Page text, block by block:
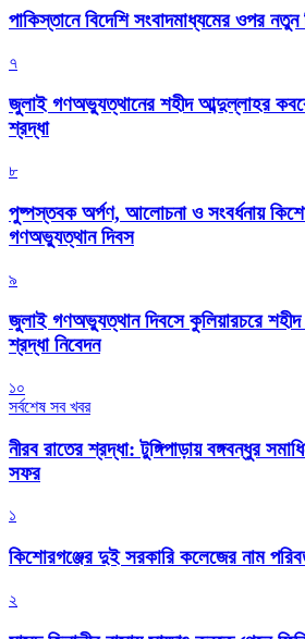
পাকিস্তানে বিদেশি সংবাদমাধ্যমের ওপর নতুন
৭
জুলাই গণঅভ্যুত্থানের শহীদ আব্দুল্লাহর
শ্রদ্ধা
৮
পুষ্পস্তবক অর্পণ, আলোচনা ও সংবর্ধনায়
গণঅভ্যুত্থান দিবস
৯
জুলাই গণঅভ্যুত্থান দিবসে কুলিয়ারচরে
শ্রদ্ধা নিবেদন
১০
সর্বশেষ সব খবর
নীরব রাতের শ্রদ্ধা: টুঙ্গিপাড়ায় বঙ্গবন্ধুর
সফর
১
কিশোরগঞ্জের দুই সরকারি কলেজের নাম
২